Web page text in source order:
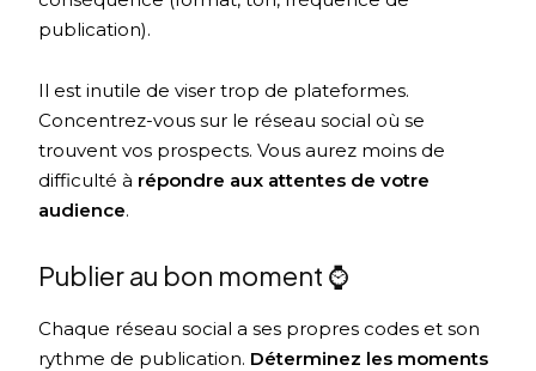
publication).
Il est inutile de viser trop de plateformes.
Concentrez-vous sur le réseau social où se
trouvent vos prospects. Vous aurez moins de
difficulté à répondre aux attentes de votre
audience.
Publier au bon moment ⌚
Chaque réseau social a ses propres codes et son
rythme de publication. Déterminez les moments